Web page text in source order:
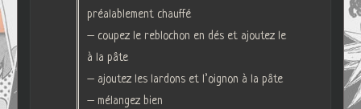
préalablement chauffé
– coupez le reblochon en dés et ajoutez le
à la pâte
– ajoutez les lardons et l’oignon à la pâte
– mélangez bien